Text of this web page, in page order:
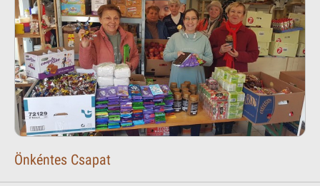
Önkéntes Csapat